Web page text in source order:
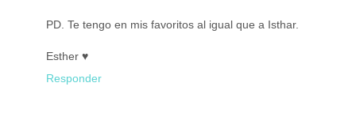
PD. Te tengo en mis favoritos al igual que a Isthar.
Esther ♥
Responder